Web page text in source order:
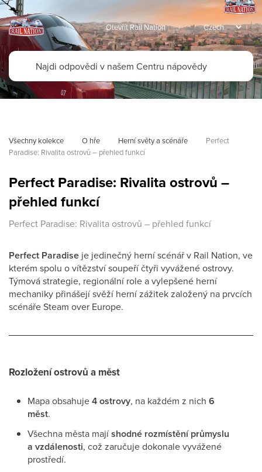
Otevřít Rail Nation
Všechny kolekce O hře Herní světy a scénáře
Perfect
Paradise: Rivalita ostrovů – přehled funkcí
Perfect Paradise: Rivalita ostrovů –
přehled funkcí
Perfect Paradise: Rivalita ostrovů – přehled funkcí
Perfect Paradise je jedinečný herní scénář v Rail Nation, ve
kterém spolu o vítězství soupeří čtyři vyvážené ostrovy.
Týmová strategie, regionální role a vylepšené herní
mechaniky přinášejí svěží herní zážitek založený na prvcích
scénáře Steam over Europe.
Rozložení ostrovů a měst
Mapa obsahuje4 ostrovy, na každém z nich 6
měst.
Všechna města majíshodné rozmístění průmyslu
a vzdálenosti, což zaručuje dokonale vyvážené
prostředí.